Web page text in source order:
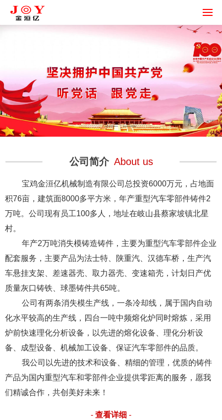
公司简介 About us
宝鸡金洹亿机械制造有限公司总投资6000万元，占地面
积76亩，建筑面8000多平方米，年产重型汽车零部件铸件2
万吨。公司现有员工100多人，地址在岐山县蔡家坡镇北星
村。
年产2万吨消失模铸造铸件，主要为重型汽车零部件企业
配套服务，主要产品为法士特、陕重汽、汉德车桥，生产汽
车悬挂支架、差速器壳、取力器壳、变速箱壳，计划日产优
质量灰口铸铁、球墨铸件共65吨。
公司有两条消失模生产线，一条冷却线，属于国内自动
化水平较高的生产线，四台一吨中频熔化炉同时熔炼，采用
炉前快速理化分析设备，以先进的熔化设备、理化分析设
备、成型设备、机械加工设备、保证汽车零部件的品质。
我公司以先进的技术和设备、精细的管理，优质的铸件
产品为国内重型汽车和零部件企业提供零距离的服务，愿我
们精诚合作，共创美好未来！
- 查看详细 -